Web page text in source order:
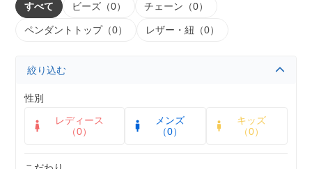
すべて ビーズ（0） チェーン（0）
ペンダントトップ（0） レザー・紐（0）
絞り込む
性別
レディース
（0）
メンズ
（0）
キッズ
（0）